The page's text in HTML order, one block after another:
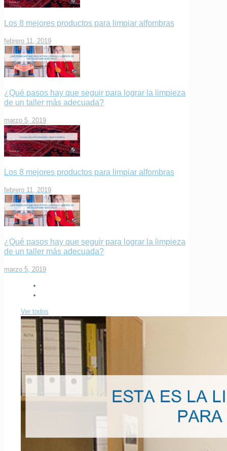
Los 8 mejores productos para limpiar alfombras
febrero 11, 2019
¿Qué pasos hay que seguir para lograr la limpieza
de un taller más adecuada?
marzo 5, 2019
Los 8 mejores productos para limpiar alfombras
febrero 11, 2019
¿Qué pasos hay que seguir para lograr la limpieza
de un taller más adecuada?
marzo 5, 2019
Ver todos